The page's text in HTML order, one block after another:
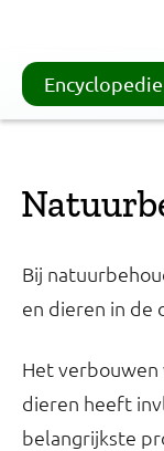
Bij
en dieren in de
Het verbouwen
dieren heeft
belangrijkste